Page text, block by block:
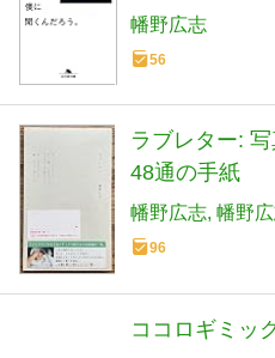
幡野広志
56
ラブレター:
48通の手紙
幡野広志 幡野
96
ココロギミッ